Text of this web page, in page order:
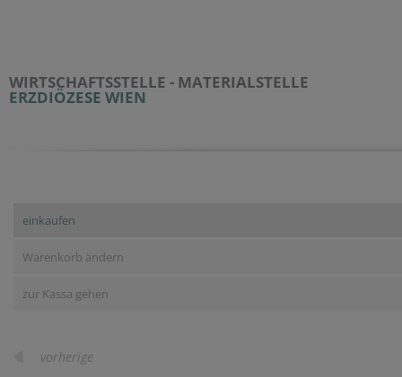
WIRTSCHAFTSSTELLE - MATERIALSTELLE
ERZDIÖZESE WIEN
einkaufen
Warenkorb ändern
zur Kassa gehen
vorherige